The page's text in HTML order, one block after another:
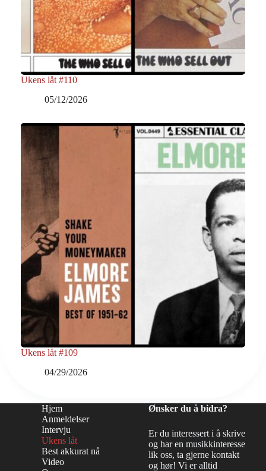
Ukens låt #110
05/12/2026
Ukens låt #109
04/29/2026
Hjem
Anmeldelser
Intervju
Ukens låt
Best akkurat nå
Video
Ønsker du å bidra?
Er du interessert i å skrive
og har en musikkinteresse
lik oss, ta gjerne kontakt
og hør! Vi er alltid